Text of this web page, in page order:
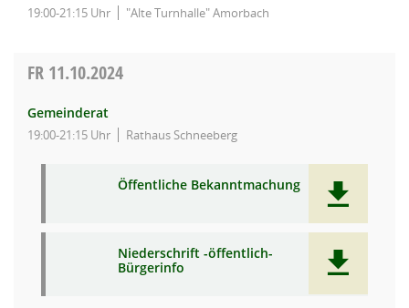
19:00-21:15 Uhr "Alte Turnhalle" Amorbach
FR 11.10.2024
Gemeinderat
19:00-21:15 Uhr Rathaus Schneeberg
Öffentliche Bekanntmachung
Niederschrift -öffentlich-
Bürgerinfo